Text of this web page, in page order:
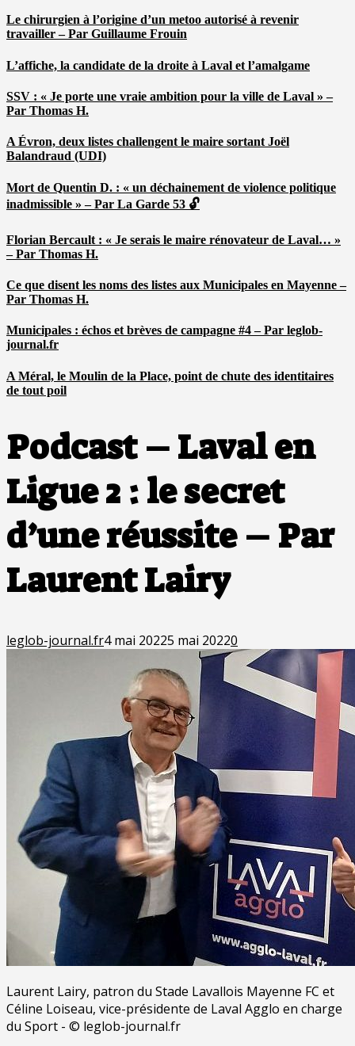
Le chirurgien à l’origine d’un metoo autorisé à revenir
travailler – Par Guillaume Frouin
L’affiche, la candidate de la droite à Laval et l’amalgame
SSV : « Je porte une vraie ambition pour la ville de Laval » –
Par Thomas H.
A Évron, deux listes challengent le maire sortant Joël
Balandraud (UDI)
Mort de Quentin D. : « un déchainement de violence politique
inadmissible » – Par La Garde 53 🔓
Florian Bercault : « Je serais le maire rénovateur de Laval… »
– Par Thomas H.
Ce que disent les noms des listes aux Municipales en Mayenne –
Par Thomas H.
Municipales : échos et brèves de campagne #4 – Par leglob-
journal.fr
A Méral, le Moulin de la Place, point de chute des identitaires
de tout poil
Podcast – Laval en
Ligue 2 : le secret
d’une réussite – Par
Laurent Lairy
leglob-journal.fr4 mai 20225 mai 20220
Laurent Lairy, patron du Stade Lavallois Mayenne FC et
Céline Loiseau, vice-présidente de Laval Agglo en charge
du Sport - © leglob-journal.fr